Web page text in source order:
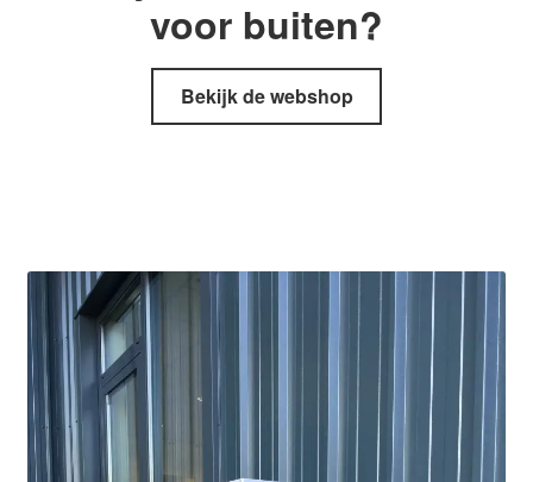
voor buiten?
Bekijk de webshop